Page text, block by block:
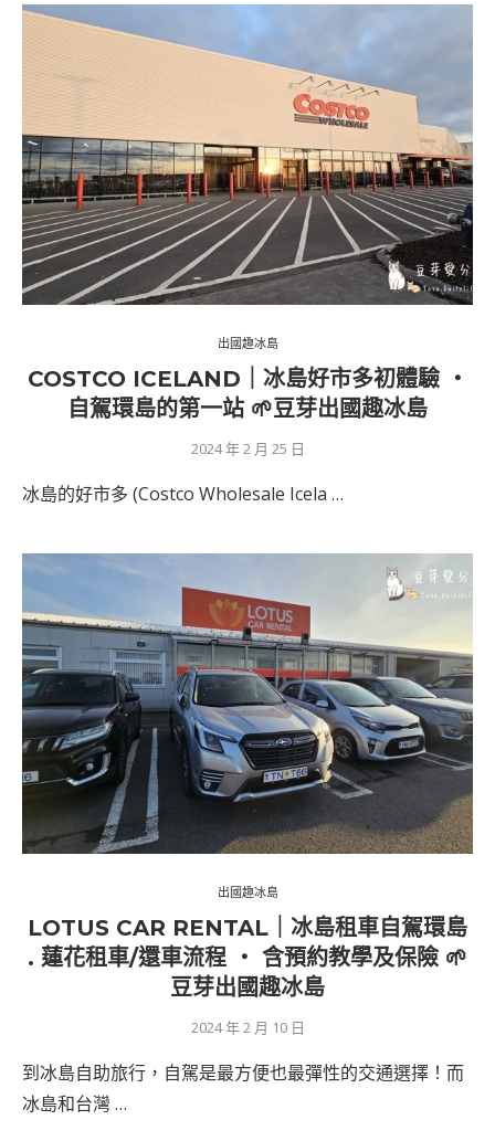
出國趣冰島
COSTCO ICELAND｜冰島好市多初體驗 ‧
自駕環島的第一站 🌱豆芽出國趣冰島
2024 年 2 月 25 日
冰島的好市多 (Costco Wholesale Icela …
出國趣冰島
LOTUS CAR RENTAL｜冰島租車自駕環島
. 蓮花租車/還車流程 ‧ 含預約教學及保險 🌱
豆芽出國趣冰島
2024 年 2 月 10 日
到冰島自助旅行，自駕是最方便也最彈性的交通選擇！而
冰島和台灣 …